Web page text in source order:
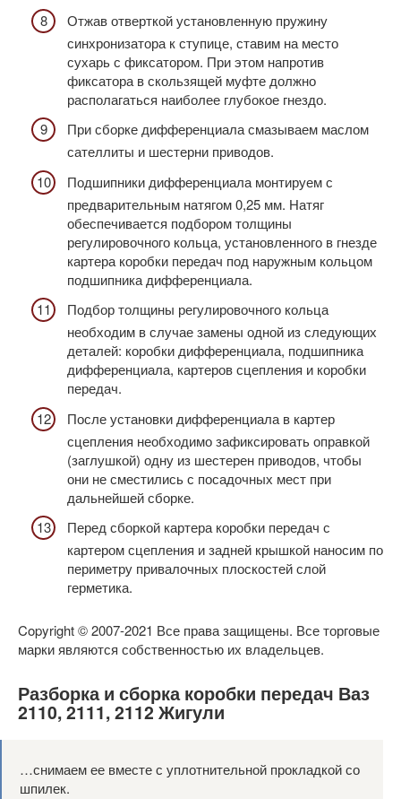
Отжав отверткой установленную пружину
синхронизатора к ступице, ставим на место
сухарь с фиксатором. При этом напротив
фиксатора в скользящей муфте должно
располагаться наиболее глубокое гнездо.
При сборке дифференциала смазываем маслом
сателлиты и шестерни приводов.
Подшипники дифференциала монтируем с
предварительным натягом 0,25 мм. Натяг
обеспечивается подбором толщины
регулировочного кольца, установленного в гнезде
картера коробки передач под наружным кольцом
подшипника дифференциала.
Подбор толщины регулировочного кольца
необходим в случае замены одной из следующих
деталей: коробки дифференциала, подшипника
дифференциала, картеров сцепления и коробки
передач.
После установки дифференциала в картер
сцепления необходимо зафиксировать оправкой
(заглушкой) одну из шестерен приводов, чтобы
они не сместились с посадочных мест при
дальнейшей сборке.
Перед сборкой картера коробки передач с
картером сцепления и задней крышкой наносим по
периметру привалочных плоскостей слой
герметика.
Copyright © 2007-2021 Все права защищены. Все торговые
марки являются собственностью их владельцев.
Разборка и сборка коробки передач Ваз
2110, 2111, 2112 Жигули
…снимаем ее вместе с уплотнительной прокладкой со
шпилек.